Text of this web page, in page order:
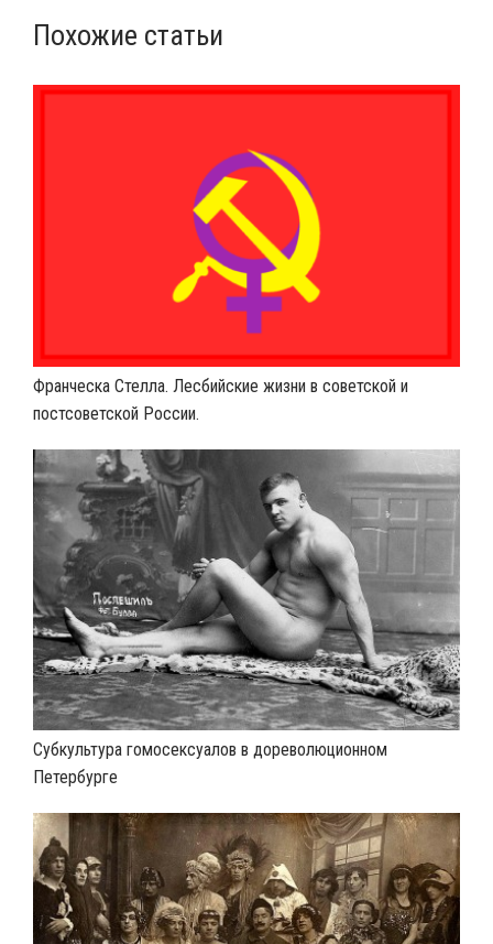
Похожие статьи
Франческа Стелла. Лесбийские жизни в советской и
постсоветской России.
Субкультура гомосексуалов в дореволюционном
Петербурге